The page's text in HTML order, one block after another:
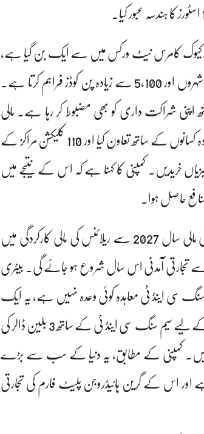
کامرس نیٹ ورکس میں سے ایک بن گیا ہے،
جو 3,100 سے زیادہ اسٹورز کے ذریعے 1,200 شہروں اور 5,100 سے زیادہ پن کوڈز فراہم کرتا ہے۔
اپنی شراکت داری کو بھی مضبوط کر رہا ہے۔ مالی
سال2026 میں، کمپنی نے 40,000 سے زیادہ کسانوں کے ساتھ تعاون کیا اور 110 کلیکشن مراکز کے
پھل اور سبزیاں خریدیں۔ کمپنی کا کہنا ہے کہ اس کے نتیجے میں
حاصل ہوا۔
دوسری طرف اننت امبانی نے کہا، نئی توانائی مالی سال 2027 سے ریلائنس کی مالی کارکردگی میں
سے تجارتی آمدنی اس سال شروع ہو جائے گی۔ بیٹری
سی اینڈ ٹی معاہدہ کوئی وعدہ نہیں ہے، یہ ایک
دستخط شدہ معاہدہ ہے۔ریلائنس نے گرین امونیا کے لیے سیم سنگ سی اینڈ ٹی کے ساتھ 3 بلین ڈالر کی
ہیں۔ کمپنی کے مطابق، یہ دنیا کے سب سے بڑے
اس کے گرین ہائیڈروجن پلیٹ فارم کی تجارتی